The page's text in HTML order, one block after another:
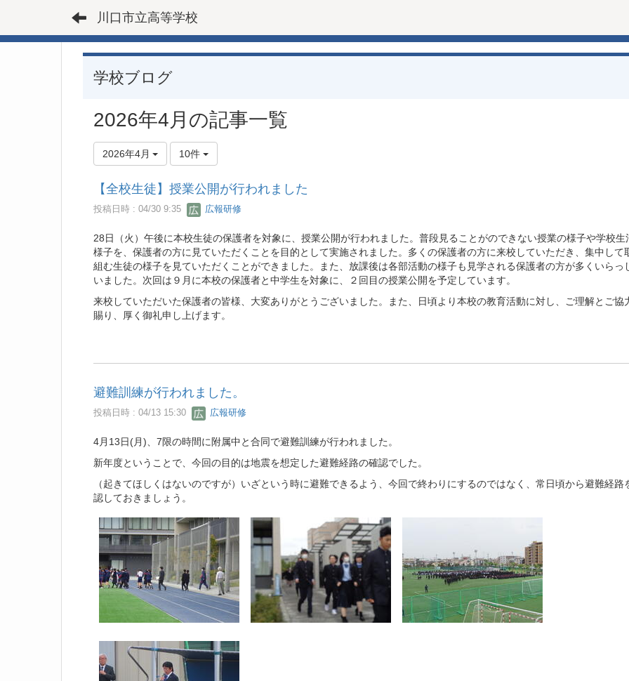
川口市立高等学校
学校ブログ
2026年4月の記事一覧
2026年4月 10件
【全校生徒】授業公開が行われました
投稿日時 : 04/30 9:35 広報研修
28日（火）午後に本校生徒の保護者を対象に、授業公開が行われました。普段見ることがのできない授業の様子や学校生
様子を、保護者の方に見ていただくことを目的として実施されました。多くの保護者の方に来校していただき、集中して
組む生徒の様子を見ていただくことができました。また、放課後は各部活動の様子も見学される保護者の方が多くいらっ
いました。次回は９月に本校の保護者と中学生を対象に、２回目の授業公開を予定しています。
来校していただいた保護者の皆様、大変ありがとうございました。また、日頃より本校の教育活動に対し、ご理解とご協
賜り、厚く御礼申し上げます。
避難訓練が行われました。
投稿日時 : 04/13 15:30 広報研修
4月13日(月)、7限の時間に附属中と合同で避難訓練が行われました。
新年度ということで、今回の目的は地震を想定した避難経路の確認でした。
（起きてほしくはないのですが）いざという時に避難できるよう、今回で終わりにするのではなく、常日頃から避難経路
認しておきましょう。